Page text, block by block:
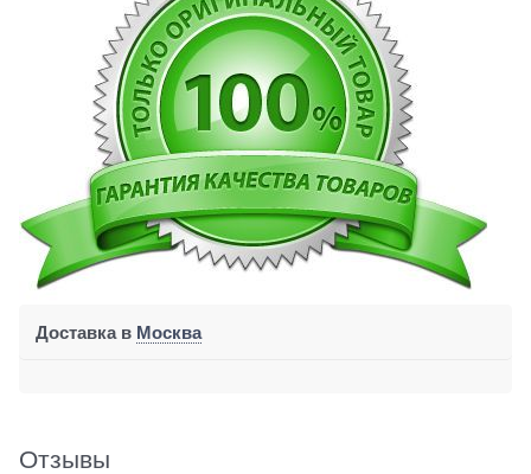
Доставка в Москва
Отзывы